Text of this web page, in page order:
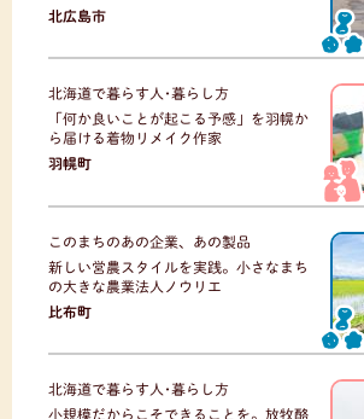
北広島市
北海道で暮らす人･暮らし方
「何か良いことが起こる予感」を羽幌か
ら届ける着物リメイク作家
羽幌町
このまちのあの企業、あの製品
新しい営農スタイルを実践。小さなまち
の大きな農業法人ノウリエ
比布町
北海道で暮らす人･暮らし方
小規模だからこそできることを。放牧酪